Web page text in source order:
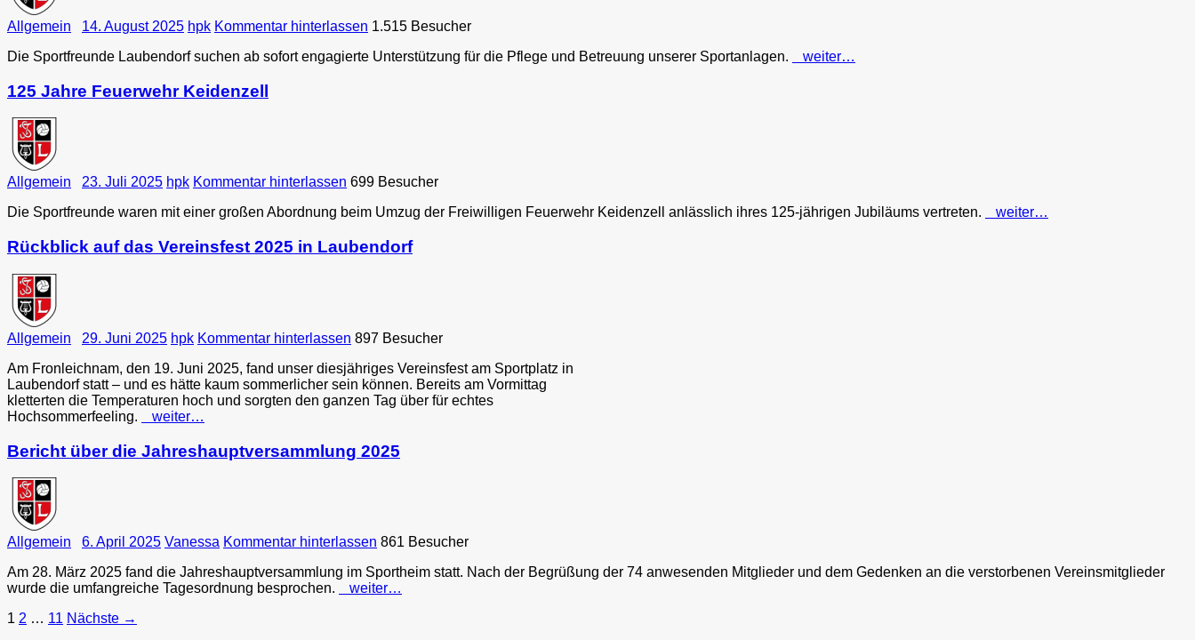
Allgemein 14. August 2025 hpk Kommentar hinterlassen 1.515 Besucher
Die Sportfreunde Laubendorf suchen ab sofort engagierte Unterstützung für die Pflege und Betreuung unserer Sportanlagen.
weiter…
125 Jahre Feuerwehr Keidenzell
Allgemein 23. Juli 2025 hpk Kommentar hinterlassen 699 Besucher
Die Sportfreunde waren mit einer großen Abordnung beim Umzug der Freiwilligen Feuerwehr Keidenzell anlässlich ihres 125-jährigen Jubiläums vertreten.
weiter…
Rückblick auf das Vereinsfest 2025 in Laubendorf
Allgemein 29. Juni 2025 hpk Kommentar hinterlassen 897 Besucher
Am Fronleichnam, den 19. Juni 2025, fand unser diesjähriges Vereinsfest am Sportplatz in
Laubendorf statt – und es hätte kaum sommerlicher sein können. Bereits am Vormittag
kletterten die Temperaturen hoch und sorgten den ganzen Tag über für echtes
Hochsommerfeeling.
weiter…
Bericht über die Jahreshauptversammlung 2025
Allgemein 6. April 2025 Vanessa Kommentar hinterlassen 861 Besucher
Am 28. März 2025 fand die Jahreshauptversammlung im Sportheim statt. Nach der Begrüßung der 74 anwesenden Mitglieder und dem Gedenken an die verstorbenen Vereinsmitglieder
wurde die umfangreiche Tagesordnung besprochen.
weiter…
Beitragsnavigation
1 2 … 11 Nächste →